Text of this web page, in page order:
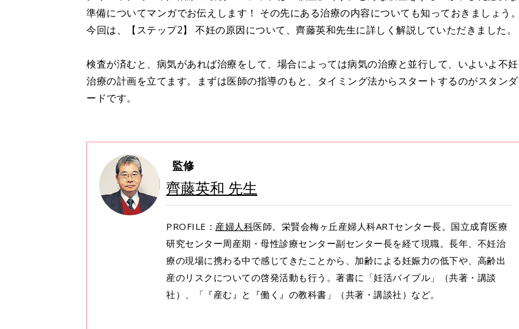
準備についてマンガでお伝えします！ その先にある治療の内容についても知っておきましょう。
今回は、【ステップ2】 不妊の原因について、齊藤英和先生に詳しく解説していただきました。
検査が済むと、病気があれば治療をして、場合によっては病気の治療と並行して、いよいよ不妊
治療の計画を立てます。まずは医師の指導のもと、タイミング法からスタートするのがスタンダ
ードです。
監修
齊藤英和 先生
PROFILE： 産婦人科医師。栄賢会梅ヶ丘産婦人科ARTセンター長。国立成育医療
研究センター周産期・母性診療センター副センター長を経て現職。長年、不妊治
療の現場に携わる中で感じてきたことから、加齢による妊娠力の低下や、高齢出
産のリスクについての啓発活動も行う。著書に「妊活バイブル」（共著・講談
社）、「『産む』と『働く』の教科書」（共著・講談社）など。